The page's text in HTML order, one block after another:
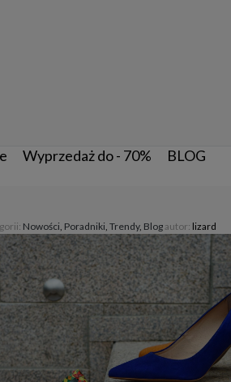
Wyprzedaż do - 70% BLOG
Nowości, Poradniki, Trendy, Blogautor: lizard